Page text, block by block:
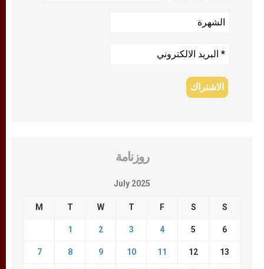
روزنامة
July 2025
M T W T F S S
1 2 3 4 5 6
7 8 9 10 11 12 13